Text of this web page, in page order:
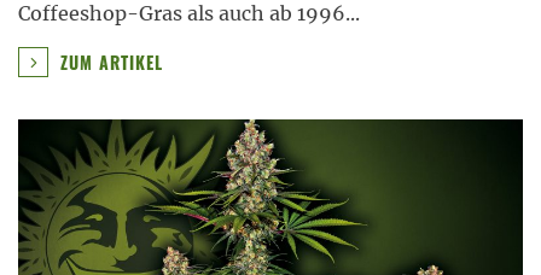
Coffeeshop-Gras als auch ab 1996...
ZUM ARTIKEL